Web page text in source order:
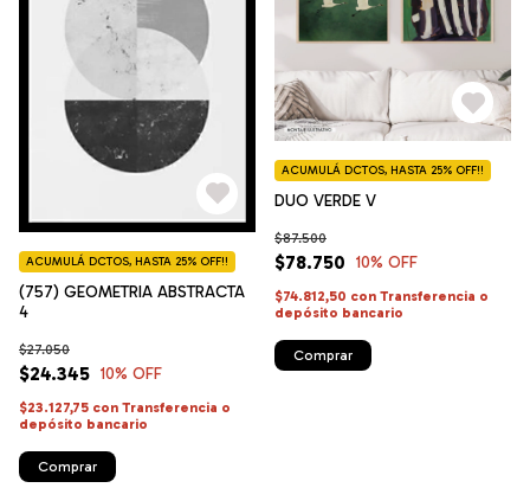
(757) GEOMETRIA ABSTRACTA
4
$24.345
$27.050
10% OFF
ACUMULÁ DCTOS, HASTA 25% OFF!!
$23.127,75 con Transferencia o
depósito bancario
Comprar
DUO VERDE V
$78.750
$87.500
10% OFF
ACUMULÁ DCTOS, HASTA 25% OFF!!
$74.812,50 con Transferencia o
depósito bancario
Comprar